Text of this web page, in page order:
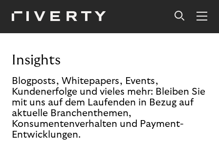
Insights
Blogposts, Whitepapers, Events,
Kundenerfolge und vieles mehr: Bleiben Sie
mit uns auf dem Laufenden in Bezug auf
aktuelle Branchenthemen,
Konsumentenverhalten und Payment-
Entwicklungen.